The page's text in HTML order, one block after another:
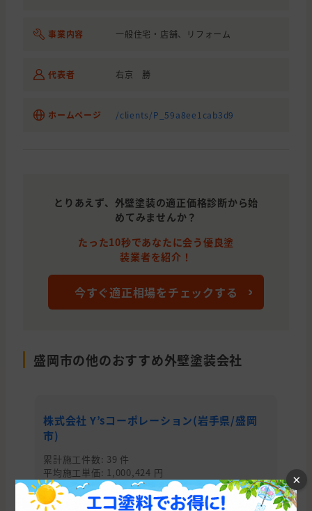
事業内容 一般住宅・店舗、リフォーム
代表者 右京 勝
ホームページ /clients/P_59a8ee1cab3d9
とりあえず、外壁塗装の適正価格診断から始
めてみませんか？
たった10秒であなたに会う優良塗
装業者を紹介！
今すぐ適正相場をチェックする
盛岡市の他のおすすめ外壁塗装会社
株式会社 Y’sコーポレーション(岩手県/盛岡
市)
累計施工件数: 39 件
平均施工単価: 1,000,424 円
×